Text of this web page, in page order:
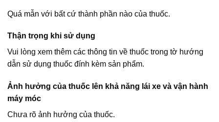
Quá mẫn với bất cứ thành phần nào của thuốc.
Thận trọng khi sử dụng
Vui lòng xem thêm các thông tin về thuốc trong tờ hướng
dẫn sử dụng thuốc đính kèm sản phẩm.
Ảnh hưởng của thuốc lên khả năng lái xe và vận hành
máy móc
Chưa rõ ảnh hưởng của thuốc.